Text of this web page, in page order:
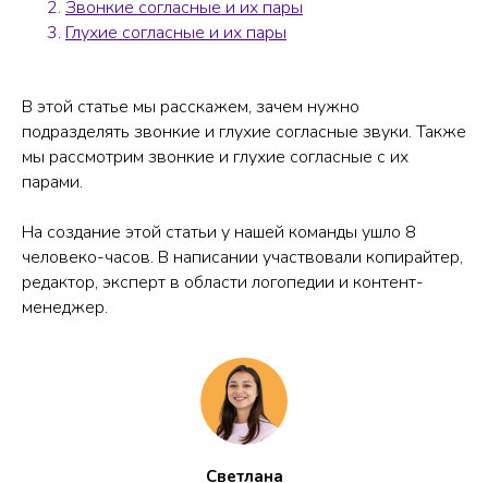
Звонкие согласные и их пары
Глухие согласные и их пары
В этой статье мы расскажем, зачем нужно
подразделять звонкие и глухие согласные звуки. Также
мы рассмотрим звонкие и глухие согласные с их
парами.
На создание этой статьи у нашей команды ушло 8
человеко-часов. В написании участвовали копирайтер,
редактор, эксперт в области логопедии и контент-
менеджер.
Светлана